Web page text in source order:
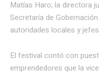
Matías Haro; la directora
Secretaría de
autoridades locales y
El festival contó con
emprendedores que la